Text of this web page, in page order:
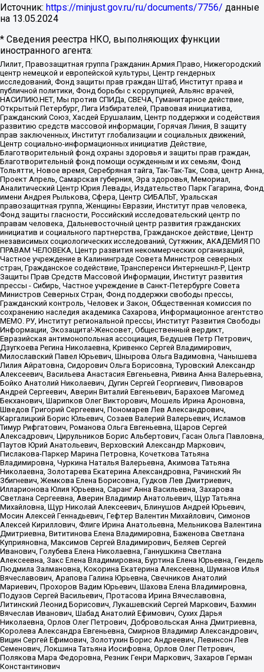
Источник: https://minjust.gov.ru/ru/documents/7756/ данные
на 13.05.2024
* Сведения реестра НКО, выполняющих функции
иностранного агента:
Лилит, Правозащитная группа Гражданин.Армия.Право, Нижегородский
центр немецкой и европейской культуры, Центр гендерных
исследований, Фонд защиты прав граждан Штаб, Институт права и
публичной политики, Фонд борьбы с коррупцией, Альянс врачей,
НАСИЛИЮ.НЕТ, Мы против СПИДа, СВЕЧА, Гуманитарное действие,
Открытый Петербург, Лига Избирателей, Правовая инициатива,
Гражданский Союз, Хасдей Ерушалаим, Центр поддержки и содействия
развитию средств массовой информации, Горячая Линия, В защиту
прав заключенных, Институт глобализации и социальных движений,
Центр социально-информационных инициатив Действие,
Благотворительный фонд охраны здоровья и защиты прав граждан,
Благотворительный фонд помощи осужденным и их семьям, Фонд
Тольятти, Новое время, Серебряная тайга, Так-Так-Так, Сова, центр Анна,
Проект Апрель, Самарская губерния, Эра здоровья, Мемориал,
Аналитический Центр Юрия Левады, Издательство Парк Гагарина, Фонд
имени Андрея Рылькова, Сфера, Центр СИБАЛЬТ, Уральская
правозащитная группа, Женщины Евразии, Институт прав человека,
Фонд защиты гласности, Российский исследовательский центр по
правам человека, Дальневосточный центр развития гражданских
инициатив и социального партнерства, Гражданское действие, Центр
независимых социологических исследований, Сутяжник, АКАДЕМИЯ ПО
ПРАВАМ ЧЕЛОВЕКА, Центр развития некоммерческих организаций,
Частное учреждение в Калининграде Совета Министров северных
стран, Гражданское содействие, Трансперенси Интернешнл-Р, Центр
Защиты Прав Средств Массовой Информации, Институт развития
прессы - Сибирь, Частное учреждение в Санкт-Петербурге Совета
Министров Северных Стран, Фонд поддержки свободы прессы,
Гражданский контроль, Человек и Закон, Общественная комиссия по
сохранению наследия академика Сахарова, Информационное агентство
МЕМО. РУ, Институт региональной прессы, Институт Развития Свободы
Информации, Экозащита!-Женсовет, Общественный вердикт,
Евразийская антимонопольная ассоциация, Бедушев Петр Петрович,
Дзугкоева Регина Николаевна, Кривенко Сергей Владимирович,
Милославский Павел Юрьевич, Шнырова Ольга Вадимовна, Чанышева
Лилия Айратовна, Сидорович Ольга Борисовна, Туровский Александр
Алексеевич, Васильева Анастасия Евгеньевна, Ривина Анна Валерьевна,
Бойко Анатолий Николаевич, Дугин Сергей Георгиевич, Пивоваров
Андрей Сергеевич, Аверин Виталий Евгеньевич, Барахоев Магомед
Бекханович, Шарипков Олег Викторович, Мошель Ирина Ароновна,
Шведов Григорий Сергеевич, Пономарев Лев Александрович,
Каргалицкий Борис Юльевич, Созаев Валерий Валерьевич, Исламов
Тимур Рифгатович, Романова Ольга Евгеньевна, Щаров Сергей
Алексадрович, Цирульников Борис Альбертович, Гасан Ольга Павловна,
Паутов Юрий Анатольевич, Верховский Александр Маркович,
Пислакова-Паркер Марина Петровна, Кочеткова Татьяна
Владимировна, Чуркина Наталья Валерьевна, Акимова Татьяна
Николаевна, Золотарева Екатерина Александровна, Рачинский Ян
Збигневич, Жемкова Елена Борисовна, Гудков Лев Дмитриевич,
Илларионова Юлия Юрьевна, Саранг Анна Васильевна, Захарова
Светлана Сергеевна, Аверин Владимир Анатольевич, Щур Татьяна
Михайловна, Щур Николай Алексеевич, Блинушов Андрей Юрьевич,
Мосин Алексей Геннадьевич, Гефтер Валентин Михайлович, Симонов
Алексей Кириллович, Флиге Ирина Анатольевна, Мельникова Валентина
Дмитриевна, Вититинова Елена Владимировна, Баженова Светлана
Куприяновна, Максимов Сергей Владимирович, Беляев Сергей
Иванович, Голубева Елена Николаевна, Ганнушкина Светлана
Алексеевна, Закс Елена Владимировна, Буртина Елена Юрьевна, Гендель
Людмила Залмановна, Кокорина Екатерина Алексеевна, Шуманов Илья
Вячеславович, Арапова Галина Юрьевна, Свечников Анатолий
Мариевич, Прохоров Вадим Юрьевич, Шахова Елена Владимировна,
Подузов Сергей Васильевич, Протасова Ирина Вячеславовна,
Литинский Леонид Борисович, Лукашевский Сергей Маркович, Бахмин
Вячеслав Иванович, Шабад Анатолий Ефимович, Сухих Дарья
Николаевна, Орлов Олег Петрович, Добровольская Анна Дмитриевна,
Королева Александра Евгеньевна, Смирнов Владимир Александрович,
Вицин Сергей Ефимович, Золотухин Борис Андреевич, Левинсон Лев
Семенович, Локшина Татьяна Иосифовна, Орлов Олег Петрович,
Полякова Мара Федоровна, Резник Генри Маркович, Захаров Герман
Константинович